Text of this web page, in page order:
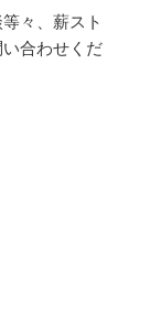
々、薪スト
合わせくだ